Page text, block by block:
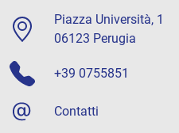
Piazza Università, 1
06123 Perugia
+39 0755851
Contatti